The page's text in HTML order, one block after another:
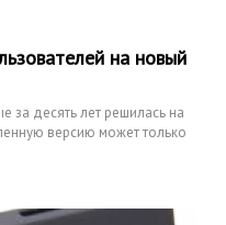
на новый
за десять лет решилась на
версию может только